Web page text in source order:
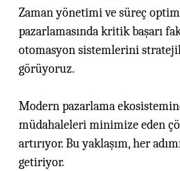
Zaman yönetimi ve süreç
pazarlamasında kritik başarı
otomasyon sistemlerini
görüyoruz.
Modern pazarlama
müdahaleleri minimize eden
artırıyor. Bu yaklaşım, her
getiriyor.